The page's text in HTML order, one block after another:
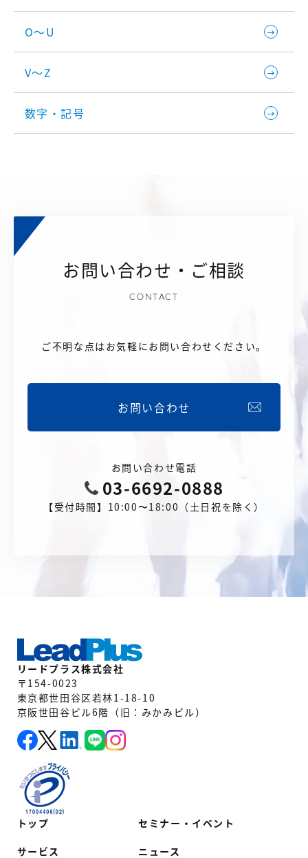
O～U
V～Z
数字・記号
お問い合わせ・ご相談
CONTACT
ご不明な点はお気軽にお問い合わせください。
お問い合わせ
お問い合わせ電話
03-6692-0888
【受付時間】10:00〜18:00（土日祝を除く）
トップ
サービス
セミナー・イベント
ニュース
リードプラス株式会社
〒154-0023
東京都世田谷区若林1-18-10
京阪世田谷ビル6階（旧：みかみビル）